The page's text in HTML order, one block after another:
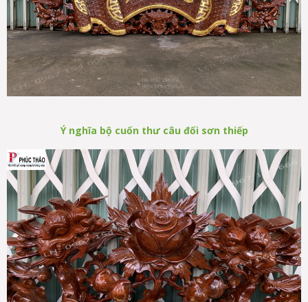
Ý nghĩa bộ cuốn thư câu đối sơn thiếp